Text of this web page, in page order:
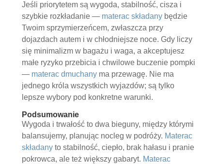
Jeśli priorytetem są wygoda, stabilność, cisza i
szybkie rozkładanie — materac składanybędzie
Twoim sprzymierzeńcem, zwłaszcza przy
dojazdach autem i w chłodniejsze noce. Gdy liczy
się minimalizm w bagażu i waga, a akceptujesz
małe ryzyko przebicia i chwilowe buczenie pompki
— materac dmuchanyma przewagę. Nie ma
jednego króla wszystkich wyjazdów; są tylko
lepsze wybory pod konkretne warunki.
Podsumowanie
Wygoda i trwałość to dwa bieguny, między którymi
balansujemy, planując nocleg w podróży. Materac
składanyto stabilność, ciepło, brak hałasu i pranie
pokrowca, ale też większy gabaryt. Materac